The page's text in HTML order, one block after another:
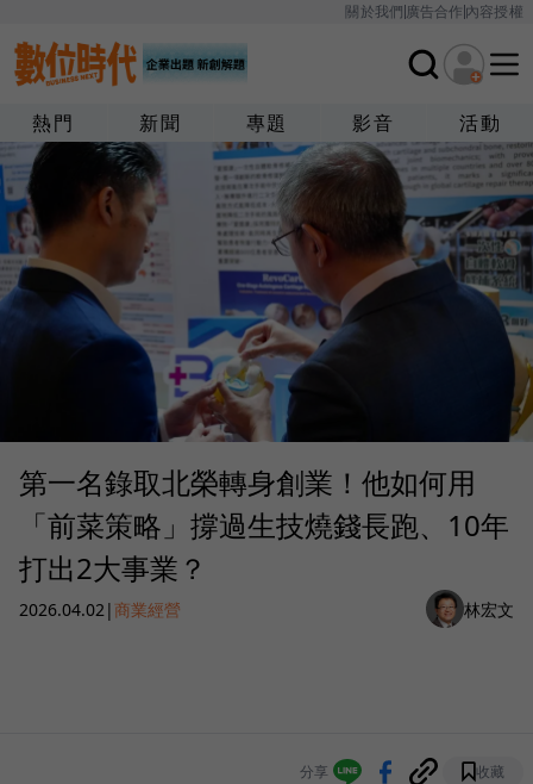
關於我們廣告合作內容授權
熱門 新聞 專題 影音 活動
第一名錄取北榮轉身創業！他如何用
「前菜策略」撐過生技燒錢長跑、10年
打出2大事業？
2026.04.02 |商業經營 林宏文
分享 收藏